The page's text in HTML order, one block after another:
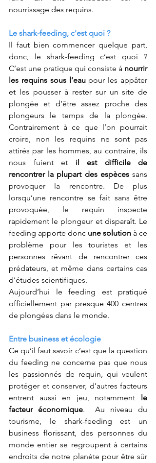
nourrissage des requins.
Le shark-feeding, c'est quoi ?
Il faut bien commencer quelque part,
donc, le shark-feeding c’est quoi ?
C’est une pratique qui consiste à nourrir
les requins sous l’eau pour les appâter
et les pousser à rester sur un site de
plongée et d’être assez proche des
plongeurs le temps de la plongée.
Contrairement à ce que l’on pourrait
croire, non les requins ne sont pas
attirés par les hommes, au contraire, ils
nous fuient et il est difficile de
rencontrer la plupart des espèces sans
provoquer la rencontre. De plus
lorsqu’une rencontre se fait sans être
provoquée, le requin inspecte
rapidement le plongeur et disparaît. Le
feeding apporte donc une solution à ce
problème pour les touristes et les
personnes rêvant de rencontrer ces
prédateurs, et même dans certains cas
d’études scientifiques.
Aujourd’hui le feeding est pratiqué
officiellement par presque 400 centres
de plongées dans le monde.
Entre business et écologie
Ce qu’il faut savoir c’est que la question
du feeding ne concerne pas que nous
les passionnés de requin, qui veulent
protéger et conserver, d’autres facteurs
entrent aussi en jeu, notamment le
facteur économique.  Au niveau du
tourisme, le shark-feeding est un
business florissant, des personnes du
monde entier se regroupent à certains
endroits de notre planète pour être sûr